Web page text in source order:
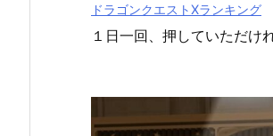
ドラゴンクエストXランキング
１日一回、押していただけ